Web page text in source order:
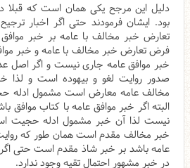
دلیل این مرجح یکی همان است که قبلا
بود. ایشان فرمودند حتی اگر اخبار
تعارض خبر مخالف با عامه بر خبر
فرض تعارض خبر مخالف با عامه و خبر
خبر موافق عامه جاری نیست و اگر اصل
صدور روایت لغو و بیهوده است و لذا
مخالف عامه معارض است مشمول ادله
البته اگر خبر موافق عامه با کتاب موافق
نیست لذا آن خبر مشمول ادله حجیت
خبر مخالف مقدم است همان طور که
عامه باشد بر خبر شاذ مقدم است حتی
در خبر مشهور احتمال تقیه وجود ندارد.